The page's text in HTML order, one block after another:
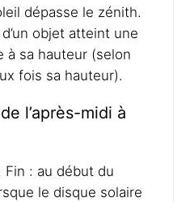
dépasse le zénith.
objet atteint une
à sa hauteur (selon
fois sa hauteur).
l’après-midi à
Fin : au début du
le disque solaire